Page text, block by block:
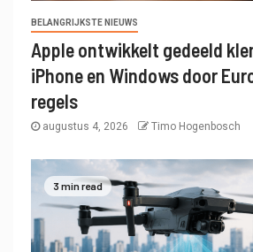
BELANGRIJKSTE NIEUWS
Apple ontwikkelt gedeeld
iPhone en Windows door
regels
augustus 4, 2026 Timo Hogenbosch
3 min read